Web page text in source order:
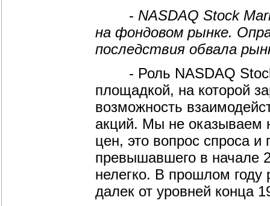
- NASDAQ Stock
на фондовом рынке.
последствия обвала
- Роль NASDAQ Stock
площадкой, на которой
возможность
акций. Мы не оказываем
цен, это вопрос спроса
превышавшего в начале
нелегко. В прошлом
далек от уровней конца